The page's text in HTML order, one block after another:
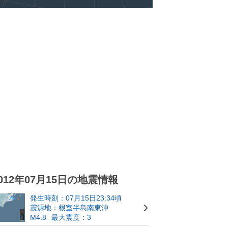
年07月15日の地震情報
発生時刻：07月15日23:34頃
震源地：根室半島南東沖
M4.8
最大震度：3